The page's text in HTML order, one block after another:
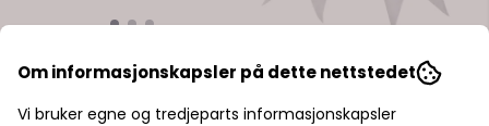
Festbriller som gir masse
En 30-årsdag fortjener mer enn
Om informasjonskapsler på dette nettstedet
Vi bruker egne og tredjeparts informasjonskapsler